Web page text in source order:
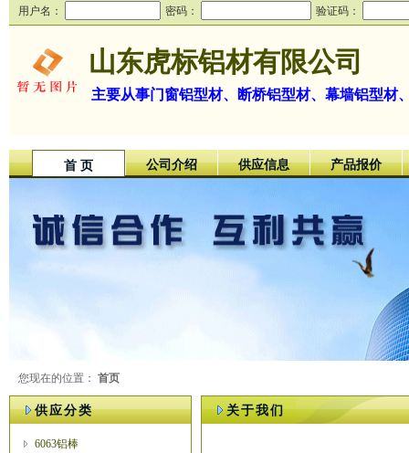
用户名： 密码： 验证码：
山东虎标铝材有限公司
主要从事门窗铝型材、断桥铝型材、幕墙铝型材
首 页 公司介绍 供应信息 产品报价
您现在的位置： 首页
供应分类
6063铝棒
关于我们